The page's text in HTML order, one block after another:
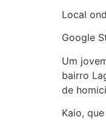
Local
Google
Um
bairro
de
Kaio,